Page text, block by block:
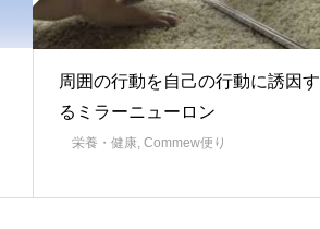
周囲の行動を自己の行動に誘因す
るミラーニューロン
栄養・健康, Commew便り